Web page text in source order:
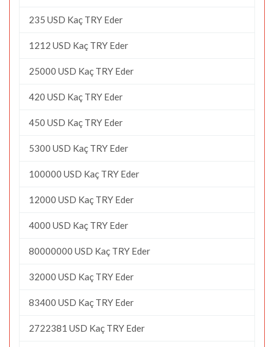
235 USD Kaç TRY Eder
1212 USD Kaç TRY Eder
25000 USD Kaç TRY Eder
420 USD Kaç TRY Eder
450 USD Kaç TRY Eder
5300 USD Kaç TRY Eder
100000 USD Kaç TRY Eder
12000 USD Kaç TRY Eder
4000 USD Kaç TRY Eder
80000000 USD Kaç TRY Eder
32000 USD Kaç TRY Eder
83400 USD Kaç TRY Eder
2722381 USD Kaç TRY Eder